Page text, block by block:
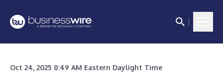
Oct 24, 2025 8:49 AM Eastern Daylight Time